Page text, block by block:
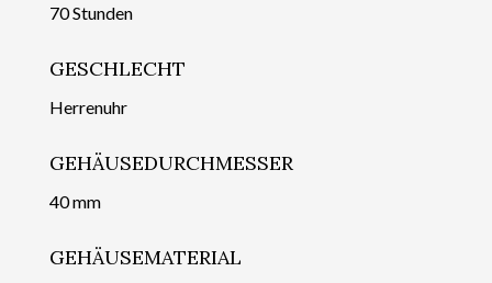
70 Stunden
GESCHLECHT
Herrenuhr
GEHÄUSEDURCHMESSER
40 mm
GEHÄUSEMATERIAL